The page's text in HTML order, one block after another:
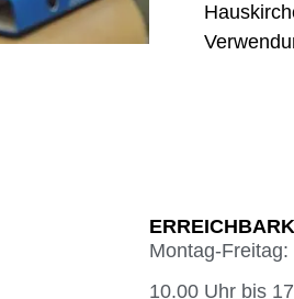
Montag-Freitag:
10.00 Uhr bis